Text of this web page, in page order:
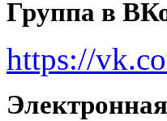
Группа в
https://